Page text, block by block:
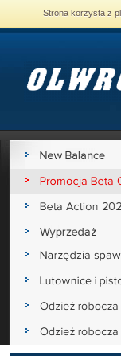
Strona korzysta z